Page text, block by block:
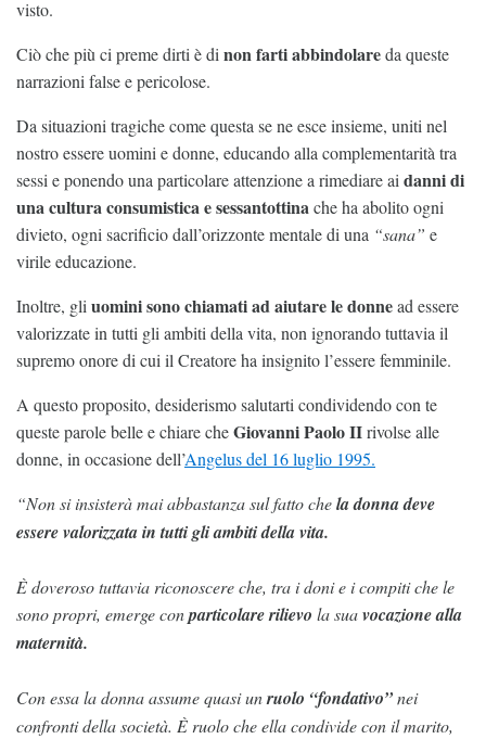
visto.
Ciò che più ci preme dirti è di non farti abbindolareda queste
narrazioni false e pericolose.
Da situazioni tragiche come questa se ne esce insieme, uniti nel
nostro essere uomini e donne, educando alla complementarità tra
sessi e ponendo una particolare attenzione a rimediare ai danni di
una cultura consumistica e sessantottinache ha abolito ogni
divieto, ogni sacrificio dall’orizzonte mentale di una “sana” e
virile educazione.
Inoltre, gli uomini sono chiamati ad aiutare le donnead essere
valorizzate in tutti gli ambiti della vita, non ignorando tuttavia il
supremo onore di cui il Creatore ha insignito l’essere femminile.
A questo proposito, desiderismo salutarti condividendo con te
queste parole belle e chiare cheGiovanni Paolo IIrivolse alle
donne, in occasione dell’Angelus del 16 luglio 1995.
“Non si insisterà mai abbastanza sul fatto chela donna deve
essere valorizzata in tutti gli ambiti della vita.
È doveroso tuttavia riconoscere che, tra i doni e i compiti che le
sono propri, emerge conparticolare rilievo la suavocazione alla
maternità.
Con essa la donna assume quasi unruolo “fondativo”nei
confronti della società. È ruolo che ella condivide con il marito,